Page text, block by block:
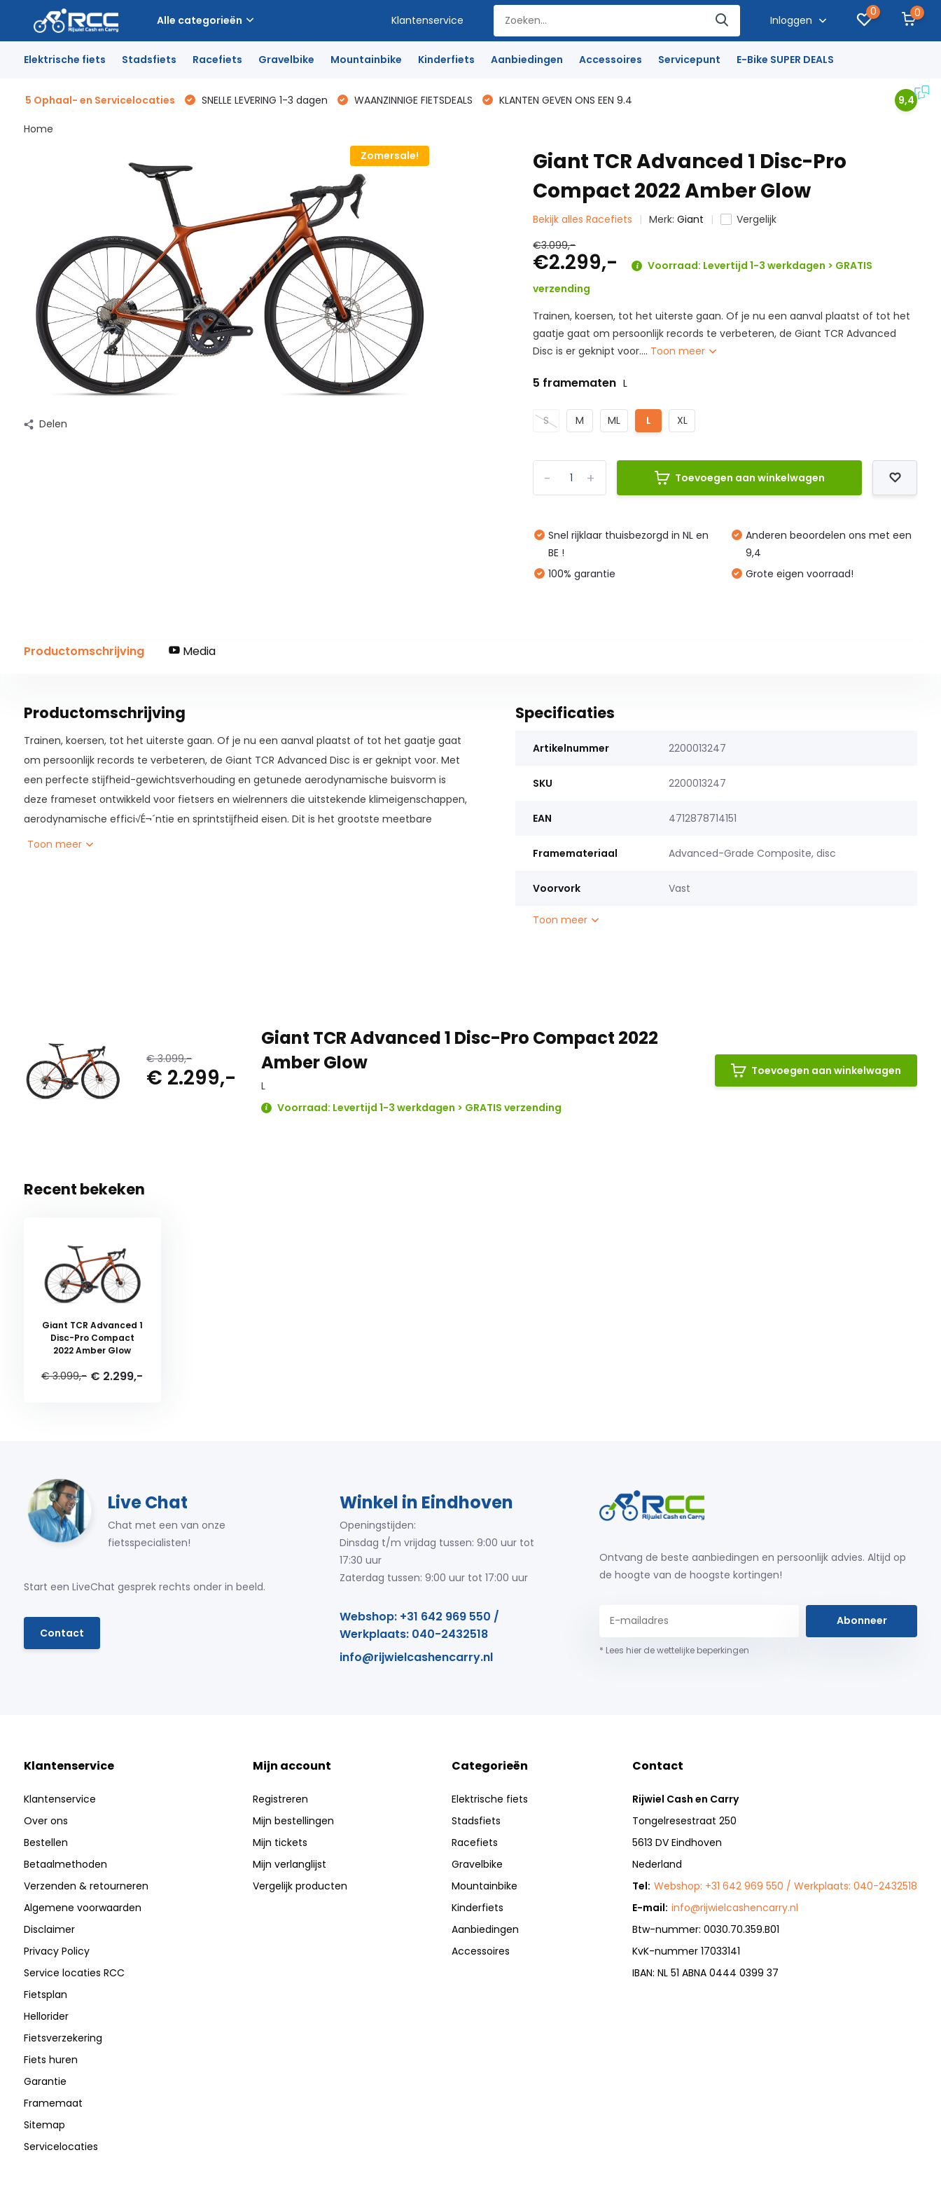
Alle categorieën Klantenservice Inloggen
0 0
Elektrische fiets Stadsfiets Racefiets Gravelbike Mountainbike Kinderfiets Aanbiedingen Accessoires Servicepunt E-Bike SUPER DEALS
5 Ophaal- en Servicelocaties SNELLE LEVERING 1-3 dagen WAANZINNIGE FIETSDEALS KLANTEN GEVEN ONS EEN 9.4 9,4
Home
Zomersale!
Delen
Giant TCR Advanced 1 Disc-Pro
Compact 2022 Amber Glow
Bekijk alles Racefiets Merk:Giant
Vergelijk
€3.099,-
€2.299,-
Voorraad: Levertijd 1-3 werkdagen > GRATIS
verzending
Trainen, koersen, tot het uiterste gaan. Of je nu een aanval plaatst of tot het
gaatje gaat om persoonlijk records te verbeteren, de Giant TCR Advanced
Disc is er geknipt voor.... Toon meer
5 framematen L
S M ML L XL
+
- Toevoegen aan winkelwagen
Snel rijklaar thuisbezorgd in NL en
BE !
100% garantie
Anderen beoordelen ons met een
9,4
Grote eigen voorraad!
Productomschrijving Media
Productomschrijving
Trainen, koersen, tot het uiterste gaan. Of je nu een aanval plaatst of tot het gaatje gaat
om persoonlijk records te verbeteren, de Giant TCR Advanced Disc is er geknipt voor. Met
een perfecte stijfheid-gewichtsverhouding en getunede aerodynamische buisvorm is
deze frameset ontwikkeld voor fietsers en wielrenners die uitstekende klimeigenschappen,
aerodynamische effici√É¬´ntie en sprintstijfheid eisen. Dit is het grootste meetbare
voordeel van Giant TCR ten opzichte van eerdere modellen. Elke buisvorm wordt
Toon meer
Specificaties
Artikelnummer 2200013247
SKU 2200013247
EAN 4712878714151
Framemateriaal Advanced-Grade Composite, disc
Voorvork Vast
Toon meer
€ 3.099,-
€ 2.299,-
Giant TCR Advanced 1 Disc-Pro Compact 2022
Amber Glow
L
Voorraad: Levertijd 1-3 werkdagen > GRATIS verzending
Toevoegen aan winkelwagen
Recent bekeken
Giant TCR Advanced 1
Disc-Pro Compact
2022 Amber Glow
€ 3.099,- € 2.299,-
Live Chat
Chat met een van onze
fietsspecialisten!
Start een LiveChat gesprek rechts onder in beeld.
Contact
Winkel in Eindhoven
Openingstijden:
Dinsdag t/m vrijdag tussen: 9:00 uur tot
17:30 uur
Zaterdag tussen: 9:00 uur tot 17:00 uur
Webshop: +31 642 969 550 /
Werkplaats: 040-2432518
info@rijwielcashencarry.nl
Ontvang de beste aanbiedingen en persoonlijk advies. Altijd op
de hoogte van de hoogste kortingen!
Abonneer
* Lees hier de wettelijke beperkingen
Klantenservice
Klantenservice
Over ons
Bestellen
Betaalmethoden
Verzenden & retourneren
Algemene voorwaarden
Disclaimer
Privacy Policy
Service locaties RCC
Fietsplan
Hellorider
Fietsverzekering
Fiets huren
Garantie
Framemaat
Sitemap
Servicelocaties
Mijn account
Registreren
Mijn bestellingen
Mijn tickets
Mijn verlanglijst
Vergelijk producten
Categorieën
Elektrische fiets
Stadsfiets
Racefiets
Gravelbike
Mountainbike
Kinderfiets
Aanbiedingen
Accessoires
Contact
Rijwiel Cash en Carry
Tongelresestraat 250
5613 DV Eindhoven
Nederland
Tel: Webshop: +31 642 969 550 / Werkplaats: 040-2432518
E-mail: info@rijwielcashencarry.nl
Btw-nummer: 0030.70.359.B01
KvK-nummer 17033141
IBAN: NL 51 ABNA 0444 0399 37